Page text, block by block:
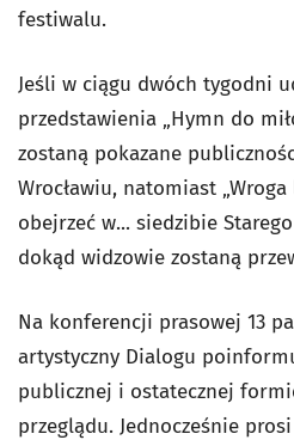
festiwalu.
Jeśli w ciągu dwóch tygodni
przedstawienia „Hymn do
zostaną pokazane
Wrocławiu, natomiast
obejrzeć w... siedzibie
dokąd widzowie zostaną
Na konferencji prasowej 13
artystyczny Dialogu
publicznej i ostatecznej
przeglądu. Jednocześnie